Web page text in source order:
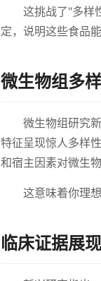
这挑战了"多样
定，说明这些食品
微生物组多
微生物组研究
特征呈现惊人多样
和宿主因素对微生物
这意味着你理
临床证据展